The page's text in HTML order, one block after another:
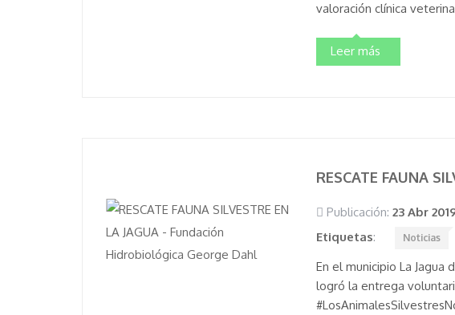
valoración clínica
Leer más
RESCATE FAUNA
Publicación: 23 Abr
Etiquetas: Noticias
En el municipio La
logró la entrega